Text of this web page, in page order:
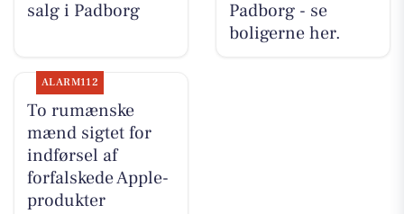
salg i Padborg
Padborg - se
boligerne her.
ALARM112
To rumænske
mænd sigtet for
indførsel af
forfalskede Apple-
produkter